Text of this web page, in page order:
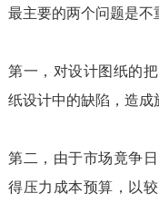
最主要的两个问题是不
第一，对设计图纸的
纸设计中的缺陷，造成
第二，由于市场竟争
得压力成本预算，以